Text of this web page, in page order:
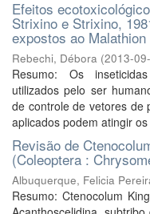
Efeitos
Strixino e Strixino,
expostos ao Malathion
Rebechi, Débora (2013-
Resumo: Os
utilizados pelo ser
de controle de vetores de
aplicados podem atingir
Revisão de
(Coleoptera :
Albuquerque, Felicia
Resumo: Ctenocolum